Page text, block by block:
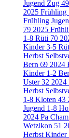
Jugend Zug 49
2025 Frühling
Frühling
79 2025
1-8 Rüti 70
Kinder 3-5
Herbst
Bern 69 2024
Kinder 1-2
Uster32 2024
Herbst
1-8 Kloten 43
Jugend 1-8
2024 Pa
Wetzikon 51
Herbst Kinder